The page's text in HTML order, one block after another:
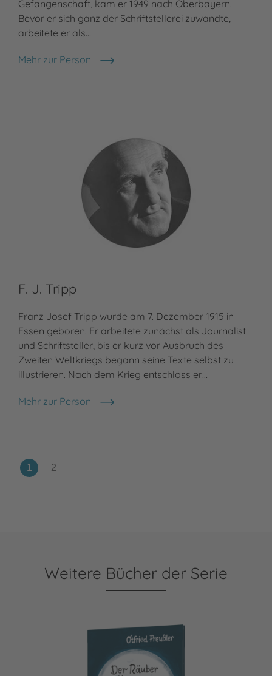
Gefangenschaft, kam er 1949 nach Oberbayern.
Bevor er sich ganz der Schriftstellerei zuwandte,
arbeitete er als…
Mehr zur Person
Otfried Preußler
F. J. Tripp
Franz Josef Tripp wurde am 7. Dezember 1915 in
Essen geboren. Er arbeitete zunächst als Journalist
und Schriftsteller, bis er kurz vor Ausbruch des
Zweiten Weltkriegs begann seine Texte selbst zu
illustrieren. Nach dem Krieg entschloss er…
Mehr zur Person
F. J. Tripp
Weitere Bücher der Serie